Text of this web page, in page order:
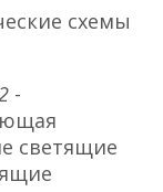
схемы
-
светящие